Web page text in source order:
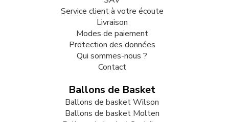
Service client à votre écoute
Livraison
Modes de paiement
Protection des données
Qui sommes-nous ?
Contact
Ballons de Basket
Ballons de basket Wilson
Ballons de basket Molten